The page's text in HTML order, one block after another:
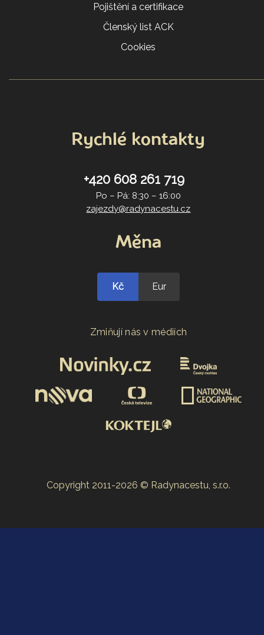
Pojištění a certifikace
Členský list ACK
Cookies
Rychlé kontakty
+420 608 261 719
Po – Pá: 8:30 – 16:00
zajezdy@radynacestu.cz
Měna
Kč Eur
Zmiňují nás v médiích
Copyright 2011-2026 © Radynacestu, s.r.o.